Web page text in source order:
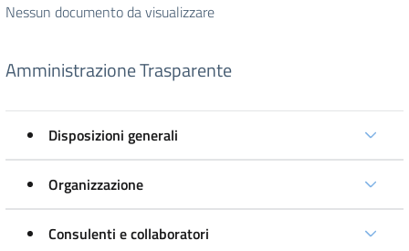
Nessun documento da visualizzare
Amministrazione Trasparente
Disposizioni generali
Organizzazione
Consulenti e collaboratori